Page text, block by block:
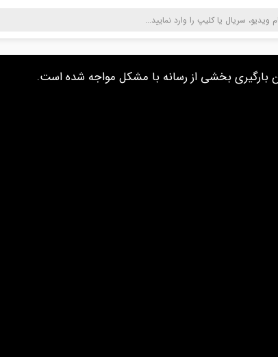
بارگیری بخشی از رسانه با مشکل مواجه شده است